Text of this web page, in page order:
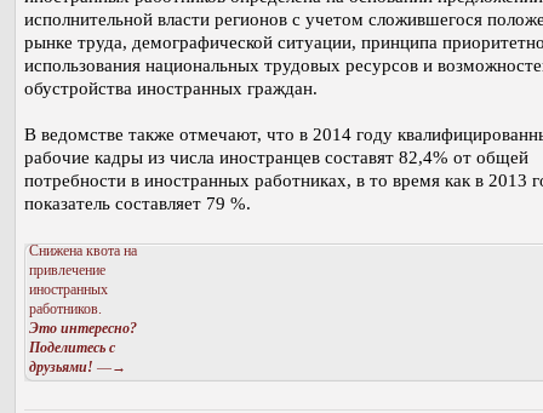
исполнительной власти регионов с учетом сложившегося
рынке труда, демографической ситуации, принципа
использования национальных трудовых ресурсов и
обустройства иностранных граждан.
В ведомстве также отмечают, что в 2014 году
рабочие кадры из числа иностранцев составят 82,4% от общей
потребности в иностранных работниках, в то время как в 2013
показатель составляет 79 %.
Снижена квота на
привлечение
иностранных
работников.
Это интересно?
Поделитесь с
друзьями! —→